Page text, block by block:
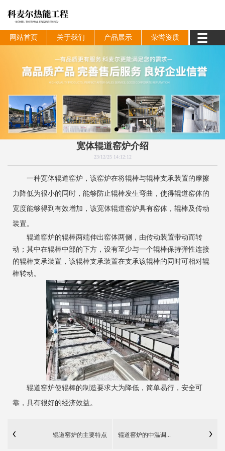
网站首页 关于我们 产品展示 荣誉资质
宽体辊道窑炉介绍
23/12/25 14:12:12
一种宽体辊道窑炉，该窑炉在将辊棒与辊棒支承装置的摩擦
力降低为很小的同时，能够防止辊棒发生弯曲，使得辊道窑体的
宽度能够得到有效增加，该宽体辊道窑炉具有窑体，辊棒及传动
装置。
辊道窑炉的辊棒两端伸出窑体两侧，由传动装置带动而转
动；其中在辊棒中部的下方，设有至少与一个辊棒保持弹性连接
的辊棒支承装置，该辊棒支承装置在支承该辊棒的同时可相对辊
棒转动。
辊道窑炉使辊棒的制造要求大为降低，简单易行，安全可
靠，具有很好的经济效益。
辊道窑炉的主要特点 辊道窑炉的中温调...